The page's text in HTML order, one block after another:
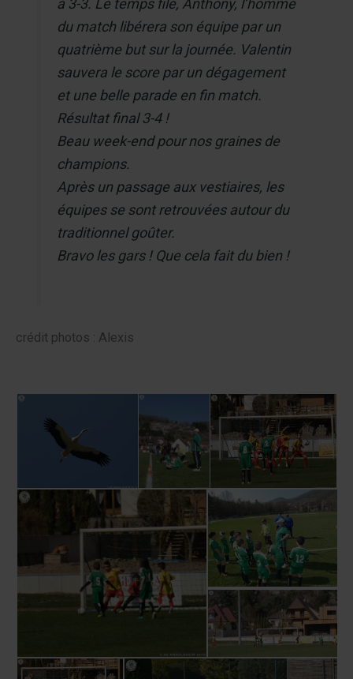
à 3-3. Le temps file, Anthony, l’homme
du match libérera son équipe par un
quatrième but sur la journée. Valentin
sauvera le score par un dégagement
et une belle parade en fin match.
Résultat final 3-4 !
Beau week-end pour nos graines de
champions.
Après un passage aux vestiaires, les
équipes se sont retrouvées autour du
traditionnel goûter.
Bravo les gars ! Que cela fait du bien !
crédit photos : Alexis